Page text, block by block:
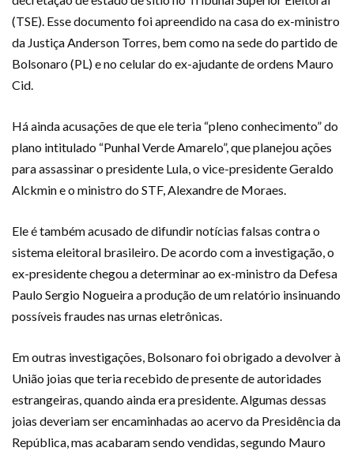
(TSE). Esse documento foi apreendido na casa do ex-ministro
da Justiça Anderson Torres, bem como na sede do partido de
Bolsonaro (PL) e no celular do ex-ajudante de ordens Mauro
Cid.
Há ainda acusações de que ele teria “pleno conhecimento” do
plano intitulado “Punhal Verde Amarelo”, que planejou ações
para assassinar o presidente Lula, o vice-presidente Geraldo
Alckmin e o ministro do STF, Alexandre de Moraes.
Ele é também acusado de difundir notícias falsas contra o
sistema eleitoral brasileiro. De acordo com a investigação, o
ex-presidente chegou a determinar ao ex-ministro da Defesa
Paulo Sergio Nogueira a produção de um relatório insinuando
possíveis fraudes nas urnas eletrônicas.
Em outras investigações, Bolsonaro foi obrigado a devolver à
União joias que teria recebido de presente de autoridades
estrangeiras, quando ainda era presidente. Algumas dessas
joias deveriam ser encaminhadas ao acervo da Presidência da
República, mas acabaram sendo vendidas, segundo Mauro